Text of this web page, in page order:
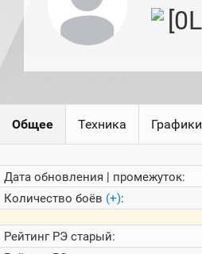
последние
сессии)
Топ
Кланы
Статистика
стримеров
Общее Техника Графики
Дата обновления | промежуток:
Количество боёв (+):
РейтингРЭ старый: